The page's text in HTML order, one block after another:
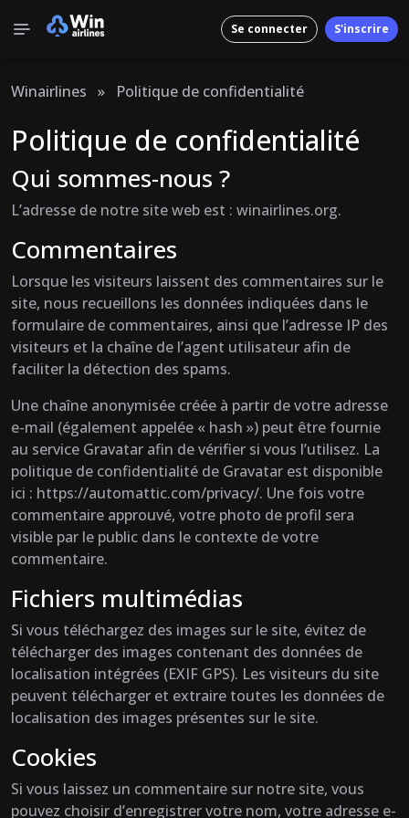
Se connecter S'inscrire
Winairlines » Politique de confidentialité
Politique de confidentialité
Qui sommes-nous ?
L’adresse de notre site web est : winairlines.org.
Commentaires
Lorsque les visiteurs laissent des commentaires sur le
site, nous recueillons les données indiquées dans le
formulaire de commentaires, ainsi que l’adresse IP des
visiteurs et la chaîne de l’agent utilisateur afin de
faciliter la détection des spams.
Une chaîne anonymisée créée à partir de votre adresse
e-mail (également appelée « hash ») peut être fournie
au service Gravatar afin de vérifier si vous l’utilisez. La
politique de confidentialité de Gravatar est disponible
ici : https://automattic.com/privacy/. Une fois votre
commentaire approuvé, votre photo de profil sera
visible par le public dans le contexte de votre
commentaire.
Fichiers multimédias
Si vous téléchargez des images sur le site, évitez de
télécharger des images contenant des données de
localisation intégrées (EXIF GPS). Les visiteurs du site
peuvent télécharger et extraire toutes les données de
localisation des images présentes sur le site.
Cookies
Si vous laissez un commentaire sur notre site, vous
pouvez choisir d’enregistrer votre nom, votre adresse e-